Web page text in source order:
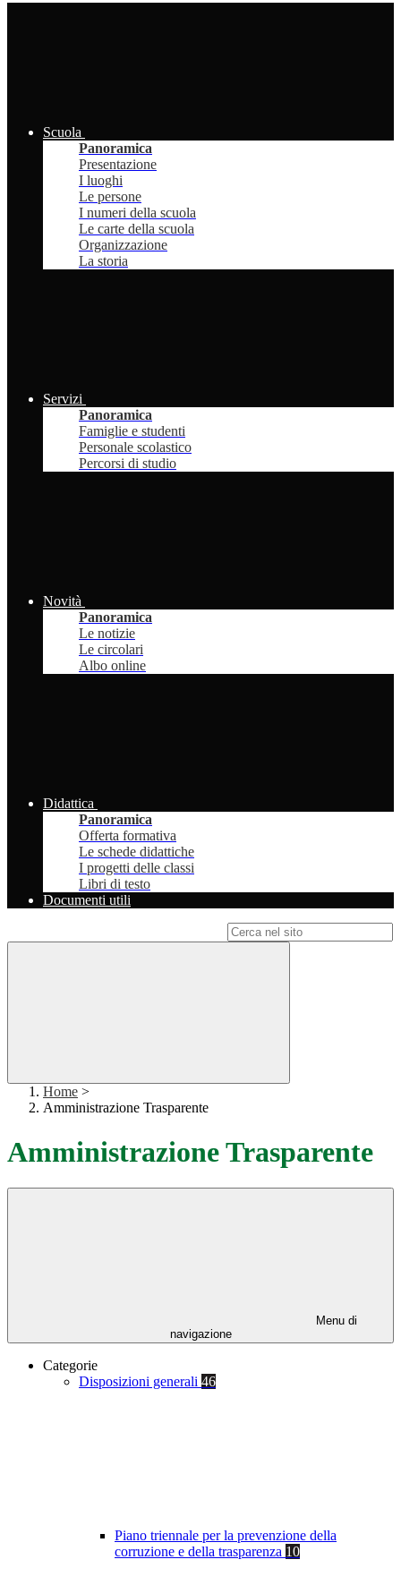
Scuola
Panoramica
Presentazione
I luoghi
Le persone
I numeri della scuola
Le carte della scuola
Organizzazione
La storia
Servizi
Panoramica
Famiglie e studenti
Personale scolastico
Percorsi di studio
Novità
Panoramica
Le notizie
Le circolari
Albo online
Didattica
Panoramica
Offerta formativa
Le schede didattiche
I progetti delle classi
Libri di testo
Documenti utili
Home >
Amministrazione Trasparente
Amministrazione Trasparente
Menu di
navigazione
Categorie
Disposizioni generali 46
Piano triennale per la prevenzione della
corruzione e della trasparenza 10